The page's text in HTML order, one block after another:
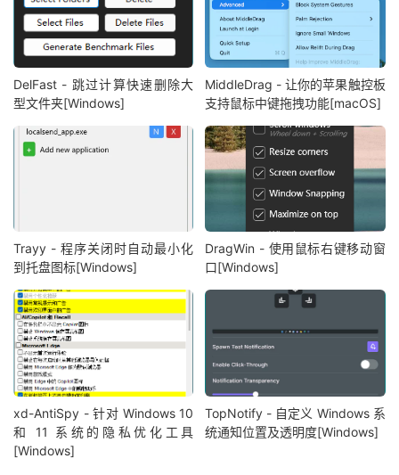
DelFast - 跳过计算快速删除大
型文件夹[Windows]
MiddleDrag - 让你的苹果触控板
支持鼠标中键拖拽功能[macOS]
Trayy - 程序关闭时自动最小化
到托盘图标[Windows]
DragWin - 使用鼠标右键移动窗
口[Windows]
xd-AntiSpy - 针对 Windows 10
和 11 系统的隐私优化工具
[Windows]
TopNotify - 自定义 Windows 系
统通知位置及透明度[Windows]